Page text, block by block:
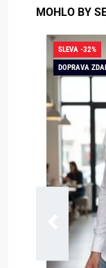
MOHLO BY
SLEVA -32%
DOPRAVA